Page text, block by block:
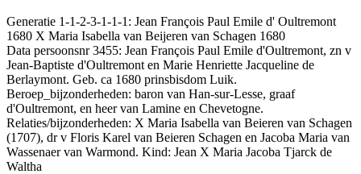
Generatie 1-1-2-3-1-1-1: Jean François Paul Emile d' Oultremont
1680 X Maria Isabella van Beijeren van Schagen 1680
Data persoonsnr 3455: Jean François Paul Emile d'Oultremont, zn v
Jean-Baptiste d'Oultremont en Marie Henriette Jacqueline de
Berlaymont. Geb. ca 1680 prinsbisdom Luik.
Beroep_bijzonderheden: baron van Han-sur-Lesse, graaf
d'Oultremont, en heer van Lamine en Chevetogne.
Relaties/bijzonderheden: X Maria Isabella van Beieren van Schagen
(1707), dr v Floris Karel van Beieren Schagen en Jacoba Maria van
Wassenaer van Warmond. Kind: Jean X Maria Jacoba Tjarck de
Waltha